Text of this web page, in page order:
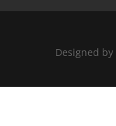
Designed by